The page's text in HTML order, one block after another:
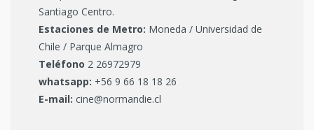
Santiago Centro.
Estaciones de Metro: Moneda / Universidad de
Chile / Parque Almagro
Teléfono 2 26972979
whatsapp: +56 9 66 18 18 26
E-mail: cine@normandie.cl